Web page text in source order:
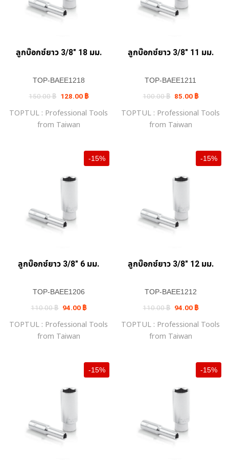
ลูกบ๊อกซ์ยาว 3/8″ 18 มม.
TOP-BAEE1218
150.00฿ Original
price
150.00 ฿.
128.00 ฿Current
price
128.00 ฿.
TOPTUL : Professional Tools
from Taiwan
ลูกบ๊อกซ์ยาว 3/8″ 11 มม.
TOP-BAEE1211
100.00฿ Original
price
100.00 ฿.
85.00 ฿Current
price
85.00 ฿.
TOPTUL : Professional Tools
from Taiwan
-15%
ลูกบ๊อกซ์ยาว 3/8″ 6 มม.
TOP-BAEE1206
110.00฿ Original
price
110.00 ฿.
94.00 ฿Current
price
94.00 ฿.
TOPTUL : Professional Tools
from Taiwan
-15%
ลูกบ๊อกซ์ยาว 3/8″ 12 มม.
TOP-BAEE1212
110.00฿ Original
price
110.00 ฿.
94.00 ฿Current
price
94.00 ฿.
TOPTUL : Professional Tools
from Taiwan
-15% -15%